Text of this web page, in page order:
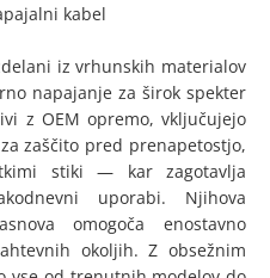
kabel
iz vrhunskih materialov
napajanje za širok spekter
z OEM opremo, vključujejo
zaščito pred prenapetostjo,
stiki — kar zagotavlja
uporabi. Njihova
omogoča enostavno
okoljih. Z obsežnim